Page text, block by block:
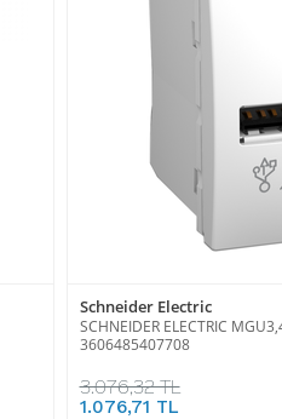
Schneider Electric
SCHNEIDER ELECTRIC
3606485407708
3.076,32 TL
1.076,71 TL